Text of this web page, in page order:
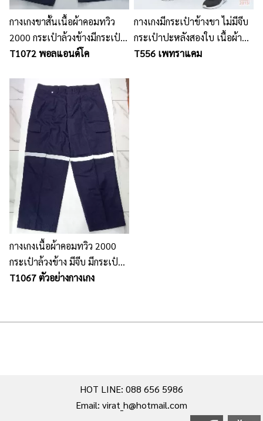
กางเกงขาสั้นเนื้อผ้าคอมทวิว
2000 กระเป๋าล้วงข้างมีกระเป๋า
หลัง 2 ใบ มีกระเป๋าปะข้างขา
ข้างขา
T1072 พอลแอนด์โค
กางเกงมีกระเป๋าข้างขา ไม่มีจีบ
กระเป๋าปะหลังสองใบ เนื้อผ้า
คอมทวิวสีดำ
T556 เพทราแคม
กางเกงเนื้อผ้าคอมทวิว 2000
กระเป๋าล้วงข้าง มีจีบ มีกระเป๋า
หลัง 1 ใบ มีกระเป๋าปะข้างขา
T1067 ตัวอย่างกางเกง
HOT LINE: 088 656 5986
Email: virat_h@hotmail.com